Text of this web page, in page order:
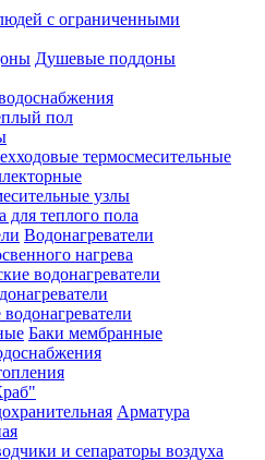
с ограниченными
Душевые поддоны
пол
термосмесительные
узлы
для теплого пола
Водонагреватели
нагрева
водонагреватели
Баки мембранные
Арматура
и сепараторы воздуха